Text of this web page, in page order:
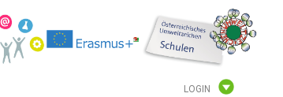
LOGIN